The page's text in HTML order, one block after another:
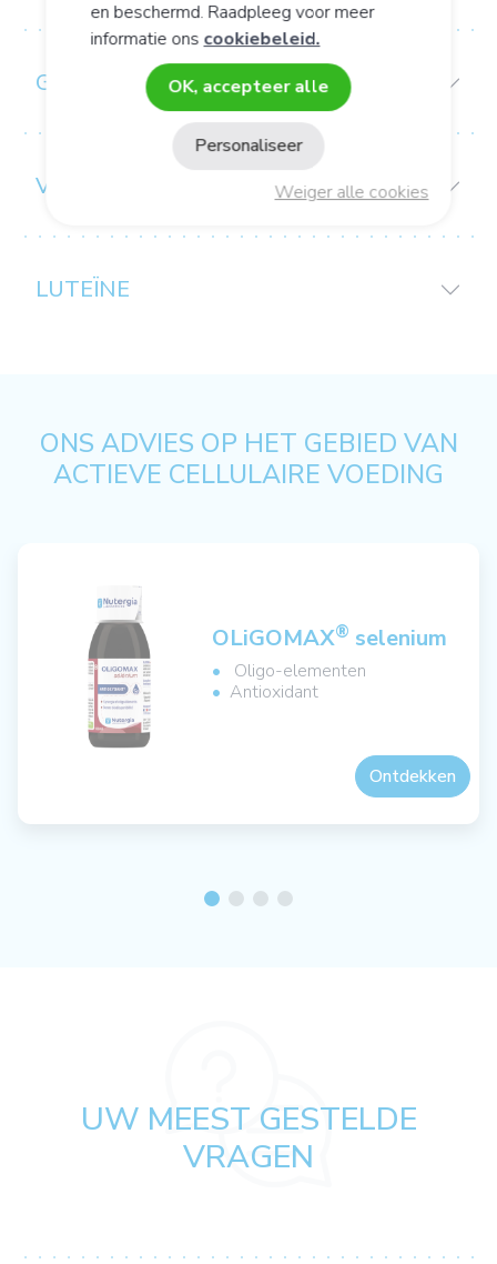
GEBRUIKS-/CONSERVERINGSADVIES:
VOORZORGEN BIJ GEBRUIK
LUTEÏNE
ONS ADVIES OP HET GEBIED VAN
ACTIEVE CELLULAIRE VOEDING
OLiGOMAX® selenium
Oligo-elementen
Antioxidant
Ontdekken
UW MEEST GESTELDE
VRAGEN
en beschermd. Raadpleeg voor meer
informatie ons cookiebeleid.
OK, accepteer alle
Weiger alle cookies
Personaliseer